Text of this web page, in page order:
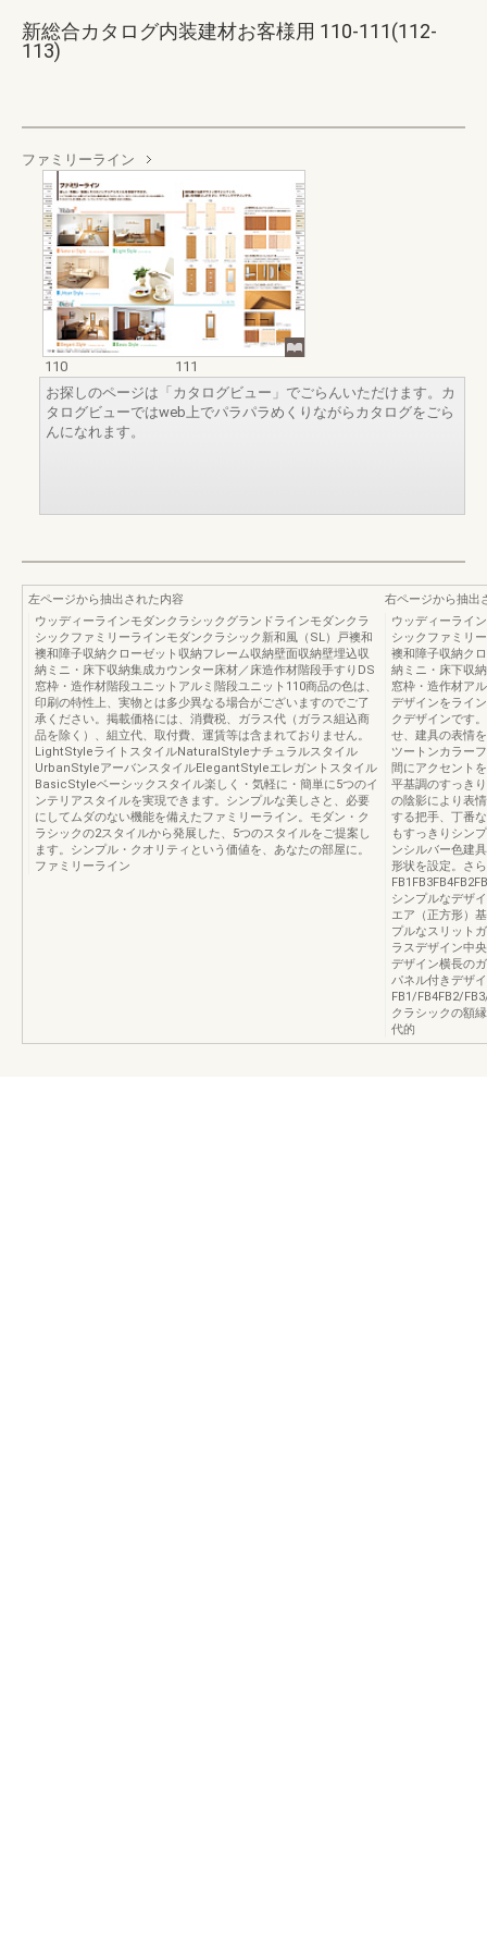
新総合カタログ内装建材お客様用 110-111(112-
113)
ファミリーライン
110
111
お探しのページは「カタログビュー」でごらんいただけます。カ
タログビューではweb上でパラパラめくりながらカタログをごら
んになれます。
左ページから抽出された内容
ウッディーラインモダンクラシックグランドラインモダンクラ
シックファミリーラインモダンクラシック新和風（SL）戸襖和
襖和障子収納クローゼット収納フレーム収納壁面収納壁埋込収
納ミニ・床下収納集成カウンター床材／床造作材階段手すりDS
窓枠・造作材階段ユニットアルミ階段ユニット110商品の色は、
印刷の特性上、実物とは多少異なる場合がございますのでご了
承ください。掲載価格には、消費税、ガラス代（ガラス組込商
品を除く）、組立代、取付費、運賃等は含まれておりません。
LightStyleライトスタイルNaturalStyleナチュラルスタイル
UrbanStyleアーバンスタイルElegantStyleエレガントスタイル
BasicStyleベーシックスタイル楽しく・気軽に・簡単に5つのイ
ンテリアスタイルを実現できます。シンプルな美しさと、必要
にしてムダのない機能を備えたファミリーライン。モダン・ク
ラシックの2スタイルから発展した、5つのスタイルをご提案し
ます。シンプル・クオリティという価値を、あなたの部屋に。
ファミリーライン
右ページから抽出
ウッディーライ
シックファミリ
襖和障子収納ク
納ミニ・床下収
窓枠・造作材ア
デザインをライ
クデザインです
せ、建具の表情
ツートンカラー
間にアクセント
平基調のすっき
の陰影により表
する把手、丁番
もすっきりシン
ンシルバー色建
形状を設定。さ
シンプルなデザ
エア（正方形）
プルなスリット
ラスデザイン中
デザイン横長の
パネル付きデザ
FB1/FB4FB2/
クラシックの額
代的